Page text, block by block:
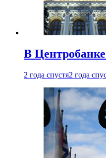
В
2 года спустя2 года